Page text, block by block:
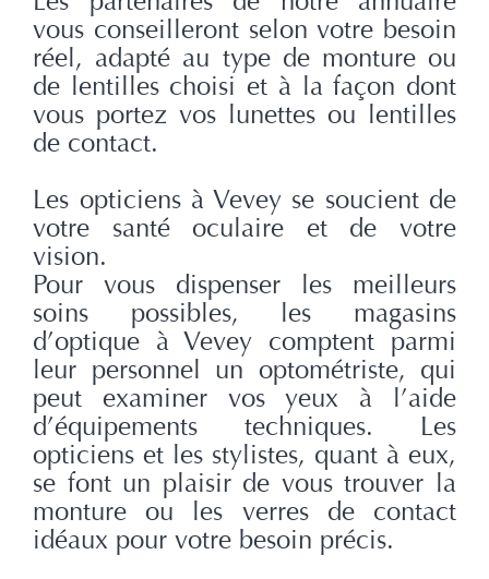
vous conseilleront selon votre besoin
réel, adapté au type de monture ou
de lentilles choisi et à la façon dont
vous portez vos lunettes ou lentilles
de contact.
Les opticiens à Vevey se soucient de
votre santé oculaire et de votre
vision.
Pour vous dispenser les meilleurs
soins possibles, les magasins
d’optique à Vevey comptent parmi
leur personnel un optométriste, qui
peut examiner vos yeux à l’aide
d’équipements techniques. Les
opticiens et les stylistes, quant à eux,
se font un plaisir de vous trouver la
monture ou les verres de contact
idéaux pour votre besoin précis.